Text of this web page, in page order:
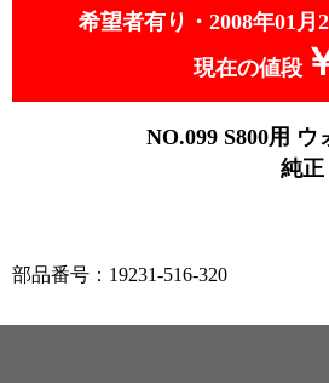
希望者有り・2008年01月
現在の値段
NO.099 S800用
純正
部品番号：19231-516-320